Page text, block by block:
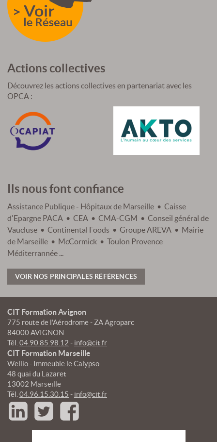
Actions collectives
Découvrez les actions collectives en partenariat avec les
OPCA :
Ils nous font confiance
Assistance Publique - Hôpitaux de Marseille • Caisse
d'Epargne PACA • CEA • CMA-CGM • Conseil général de
Vaucluse • Continental Foods • Groupe AREVA • Mairie
de Marseille • McCormick • Toulon Provence
Méditerrannée ...
VOIR NOS PRINCIPALES RÉFÉRENCES
CIT Formation Avignon
775 route de l'Aérodrome - ZA Agroparc
84000 AVIGNON
Tél. 04.90.85.98.12 - info@cit.fr
CIT Formation Marseille
Wellio - Immeuble le Calypso
48 quai du Lazaret
13002 Marseille
Tél. 04.96.15.30.15 - info@cit.fr